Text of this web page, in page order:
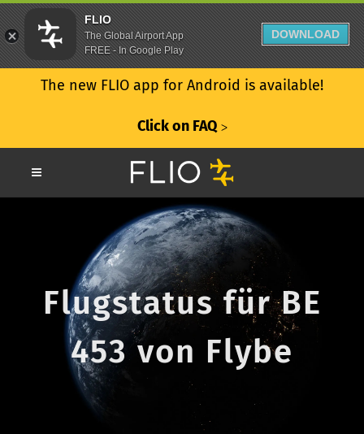
The new FLIO app for Android is available!
Click on FAQ ᐳ
Flugstatus für BE
453 von Flybe
FLIO
The Global Airport App
FREE - In Google Play
DOWNLOAD